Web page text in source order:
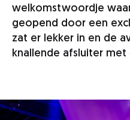
welkomstwoordje
geopend door een
zat er lekker in en de
knallende afsluiter met